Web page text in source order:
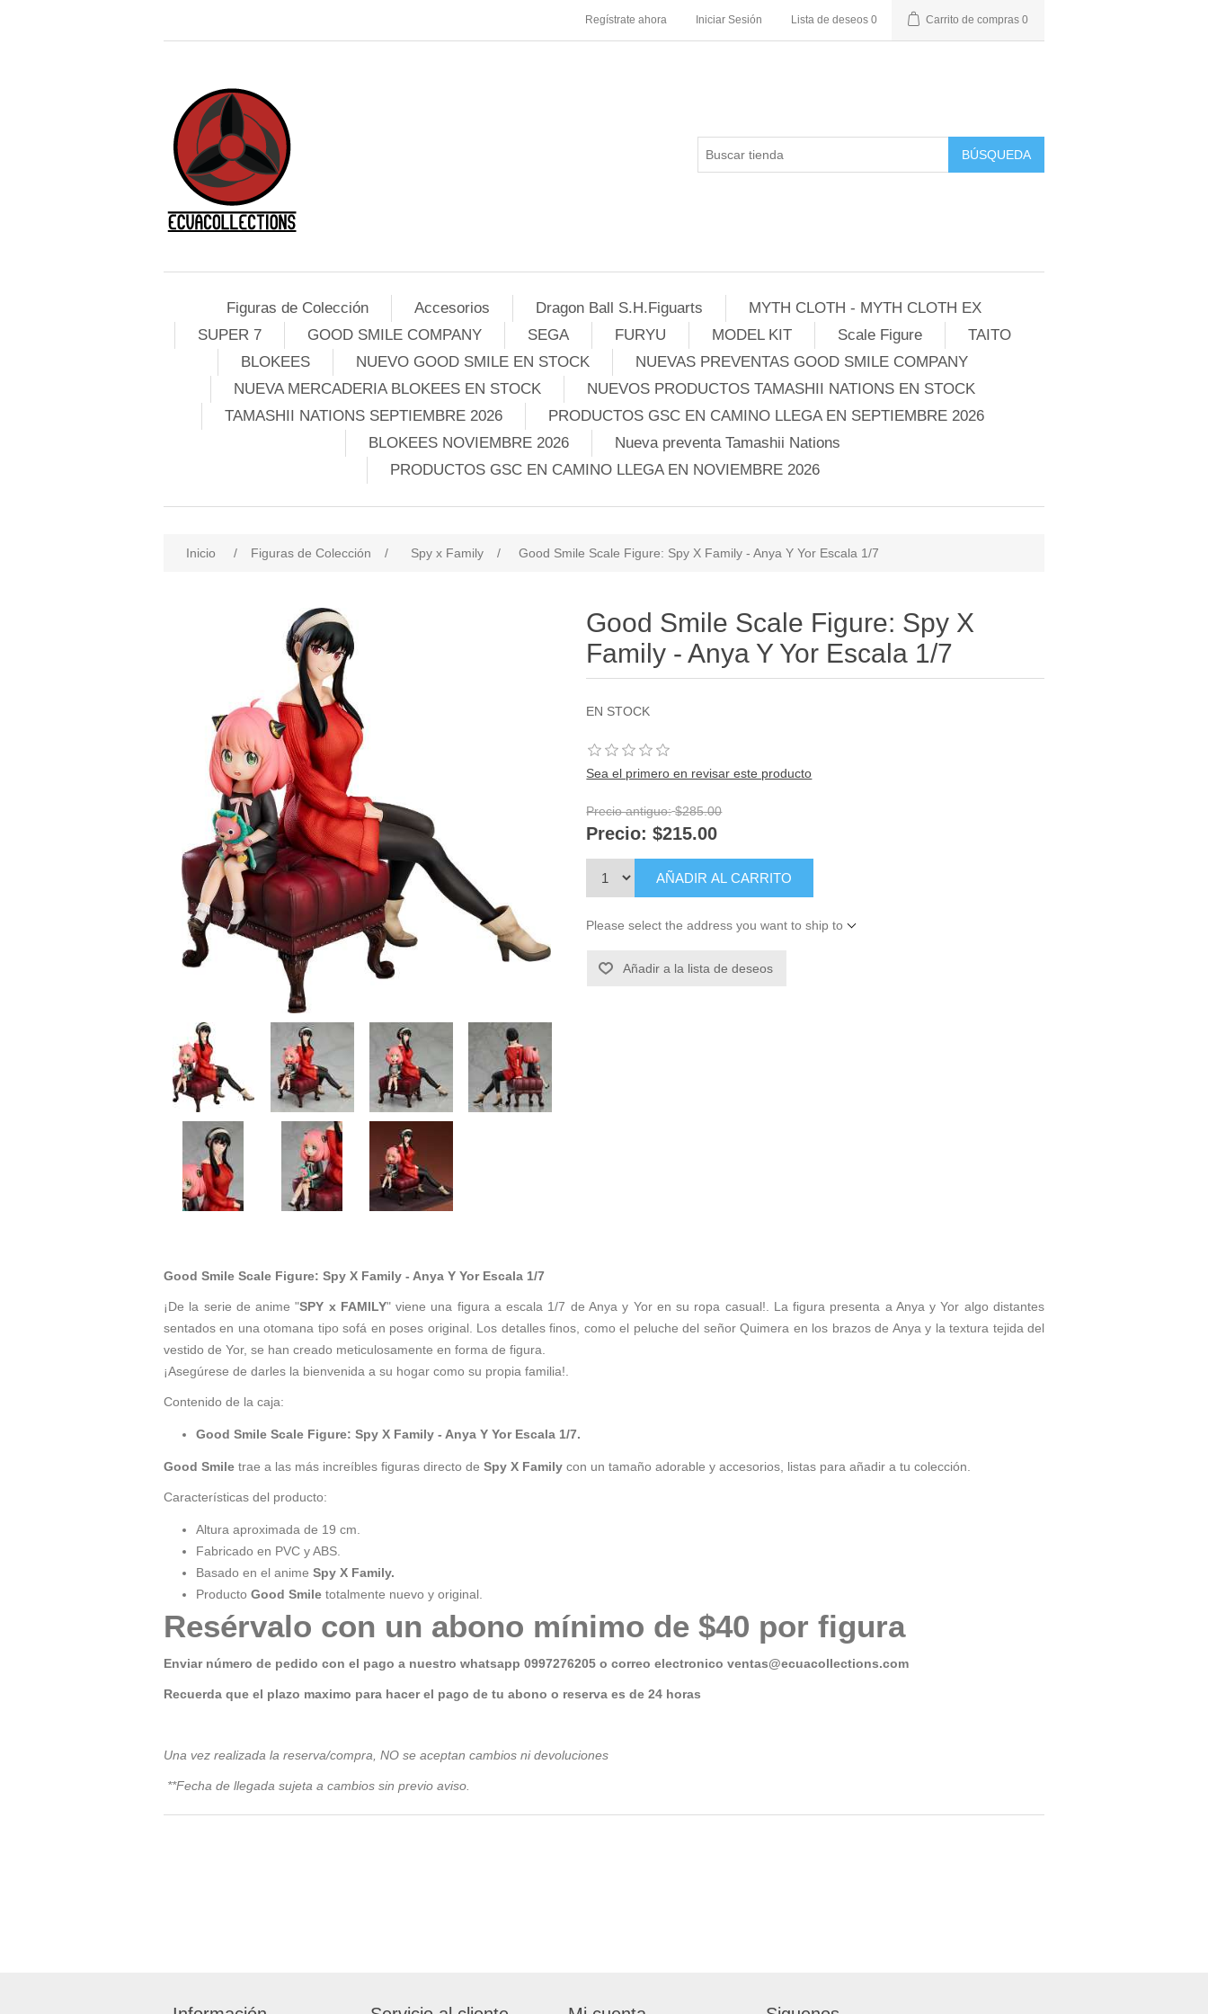
Regístrate ahora Iniciar Sesión Lista de deseos 0 Carrito de compras 0
BÚSQUEDA
Figuras de Colección Accesorios Dragon Ball S.H.Figuarts
MYTH CLOTH - MYTH CLOTH EX
SUPER 7
GOOD SMILE COMPANY SEGA FURYU MODEL KIT Scale Figure
TAITO
BLOKEES
NUEVO GOOD SMILE EN STOCK
NUEVAS PREVENTAS GOOD SMILE COMPANY
NUEVA MERCADERIA BLOKEES EN STOCK
NUEVOS PRODUCTOS TAMASHII NATIONS EN STOCK
TAMASHII NATIONS SEPTIEMBRE 2026
PRODUCTOS GSC EN CAMINO LLEGA EN SEPTIEMBRE 2026
BLOKEES NOVIEMBRE 2026
Nueva preventa Tamashii Nations
PRODUCTOS GSC EN CAMINO LLEGA EN NOVIEMBRE 2026
Inicio / Figuras de Colección / Spy x Family / Good Smile Scale Figure: Spy X Family - Anya Y Yor Escala 1/7
Good Smile Scale Figure: Spy X
Family - Anya Y Yor Escala 1/7
EN STOCK
Sea el primero en revisar este producto
Precio antiguo: $285.00
Precio: $215.00
AÑADIR AL CARRITO
Please select the address you want to ship to
Añadir a la lista de deseos
Good Smile Scale Figure: Spy X Family - Anya Y Yor Escala 1/7
¡De la serie de anime "SPY x FAMILY" viene una figura a escala 1/7 de Anya y Yor en su ropa casual!. La figura presenta a Anya y Yor algo distantes
sentados en una otomana tipo sofá en poses original. Los detalles finos, como el peluche del señor Quimera en los brazos de Anya y la textura tejida del
vestido de Yor, se han creado meticulosamente en forma de figura.
¡Asegúrese de darles la bienvenida a su hogar como su propia familia!.
Contenido de la caja:
Good Smile Scale Figure: Spy X Family - Anya Y Yor Escala 1/7.
Good Smile trae a las más increíbles figuras directo de Spy X Family con un tamaño adorable y accesorios, listas para añadir a tu colección.
Características del producto:
Altura aproximada de 19 cm.
Fabricado en PVC y ABS.
Basado en el anime Spy X Family.
Producto Good Smile totalmente nuevo y original.
Resérvalo con un abono mínimo de $40 por figura
Enviar número de pedido con el pago a nuestro whatsapp 0997276205 o correo electronico ventas@ecuacollections.com
Recuerda que el plazo maximo para hacer el pago de tu abono o reserva es de 24 horas
Una vez realizada la reserva/compra, NO se aceptan cambios ni devoluciones
**Fecha de llegada sujeta a cambios sin previo aviso.